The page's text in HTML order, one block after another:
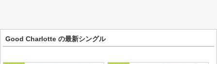
Good Charlotte の最新シングル